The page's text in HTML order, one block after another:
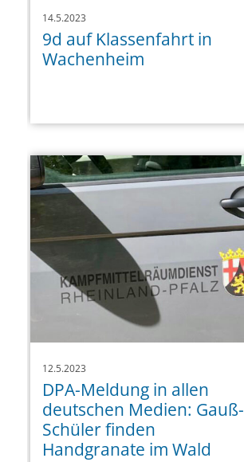
14.5.2023
9d auf Klassenfahrt in
Wachenheim
12.5.2023
DPA-Meldung in allen
deutschen Medien: Gauß-
Schüler finden
Handgranate im Wald